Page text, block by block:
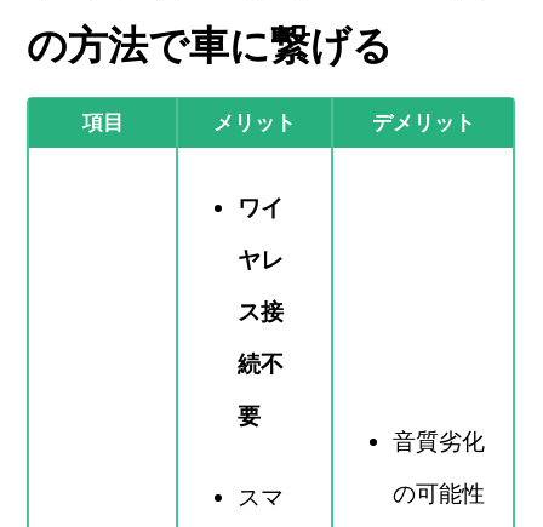
の方法で車に繋げる
項目 メリット デメリット
ワイ
ヤレ
ス接
続不
要
スマ
音質劣化
の可能性